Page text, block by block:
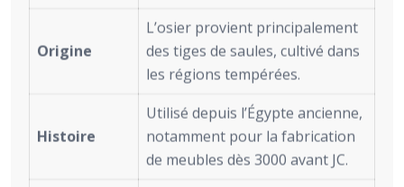
Origine
L’osier provient principalement
des tiges de saules, cultivé dans
les régions tempérées.
Histoire
Utilisé depuis l’Égypte ancienne,
notamment pour la fabrication
de meubles dès 3000 avant JC.